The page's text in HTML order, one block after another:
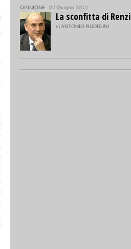
OPINIONE 02 Giugno 2015
La sconfitta di Renzi
di ANTONIO BUDRUNI